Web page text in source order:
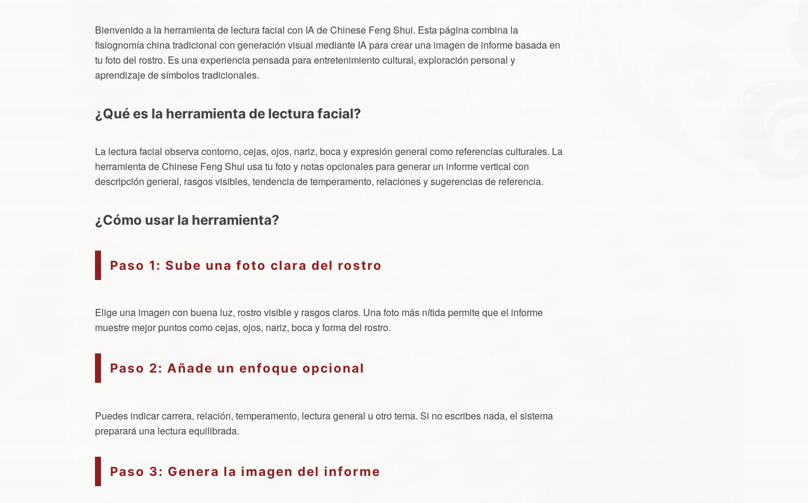
Bienvenido a la herramienta de lectura facial con IA de Chinese Feng Shui. Esta página combina la
fisiognomía china tradicional con generación visual mediante IA para crear una imagen de informe basada en
tu foto del rostro. Es una experiencia pensada para entretenimiento cultural, exploración personal y
aprendizaje de símbolos tradicionales.
¿Qué es la herramienta de lectura facial?
La lectura facial observa contorno, cejas, ojos, nariz, boca y expresión general como referencias culturales. La
herramienta de Chinese Feng Shui usa tu foto y notas opcionales para generar un informe vertical con
descripción general, rasgos visibles, tendencia de temperamento, relaciones y sugerencias de referencia.
¿Cómo usar la herramienta?
Paso 1: Sube una foto clara del rostro
Elige una imagen con buena luz, rostro visible y rasgos claros. Una foto más nítida permite que el informe
muestre mejor puntos como cejas, ojos, nariz, boca y forma del rostro.
Paso 2: Añade un enfoque opcional
Puedes indicar carrera, relación, temperamento, lectura general u otro tema. Si no escribes nada, el sistema
preparará una lectura equilibrada.
Paso 3: Genera la imagen del informe